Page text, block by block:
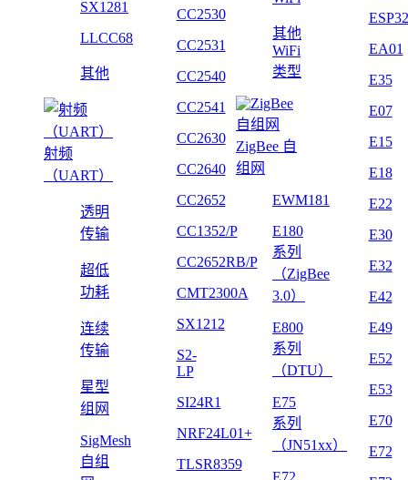
SX1281
LLCC68
其他
射频
（UART）
透明
传输
超低
功耗
连续
传输
星型
组网
SigMesh
自组
CC2530
CC2531
CC2540
CC2541
CC2630
CC2640
CC2652
CC1352/P
CC2652RB/P
CMT2300A
SX1212
S2-
LP
SI24R1
NRF24L01+
TLSR8359
其他
WiFi
类型
ZigBee 自
组网
EWM181
E180
系列
（ZigBee
3.0）
E800
系列
（DTU）
E75
系列
（JN51xx）
E72
ESP32
EA01
E35
E07
E15
E18
E22
E30
E32
E42
E49
E52
E53
E70
E72